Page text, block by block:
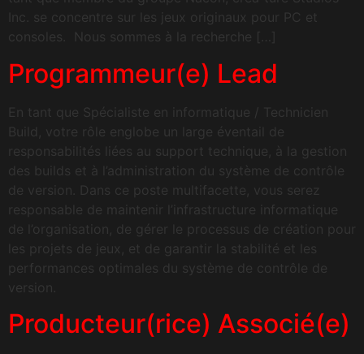
Inc. se concentre sur les jeux originaux pour PC et
consoles. Nous sommes à la recherche […]
Programmeur(e) Lead
En tant que Spécialiste en informatique / Technicien
Build, votre rôle englobe un large éventail de
responsabilités liées au support technique, à la gestion
des builds et à l’administration du système de contrôle
de version. Dans ce poste multifacette, vous serez
responsable de maintenir l’infrastructure informatique
de l’organisation, de gérer le processus de création pour
les projets de jeux, et de garantir la stabilité et les
performances optimales du système de contrôle de
version.
Producteur(rice) Associé(e)